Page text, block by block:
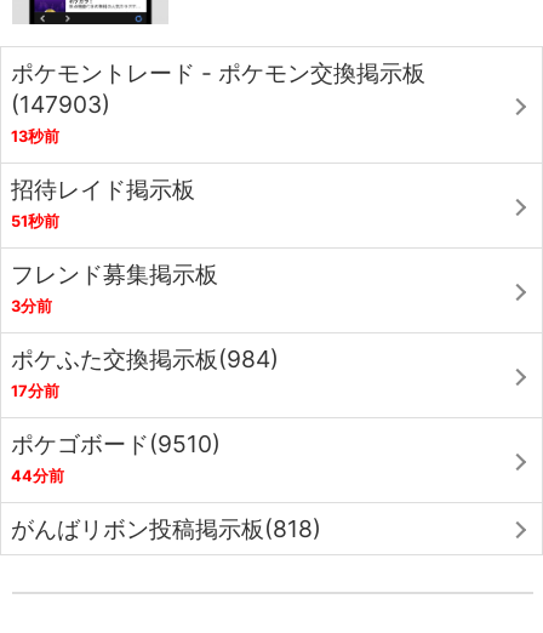
ポケモントレード - ポケモン交換掲示板
(147903)
13秒前
招待レイド掲示板
51秒前
フレンド募集掲示板
3分前
ポケふた交換掲示板(984)
17分前
ポケゴボード(9510)
44分前
がんばリボン投稿掲示板(818)